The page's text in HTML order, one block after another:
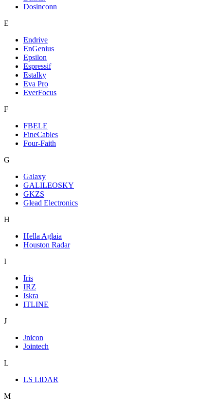
Dosinconn
E
Endrive
EnGenius
Epsilon
Espressif
Estalky
Eva Pro
EverFocus
F
FBELE
FineCables
Four-Faith
G
Galaxy
GALILEOSKY
GKZS
Glead Electronics
H
Hella Aglaia
Houston Radar
I
Iris
IRZ
Iskra
ITLINE
J
Jnicon
Jointech
L
LS LiDAR
M